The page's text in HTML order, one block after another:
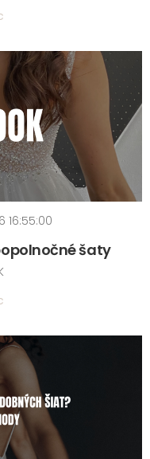
16:55:00
šaty